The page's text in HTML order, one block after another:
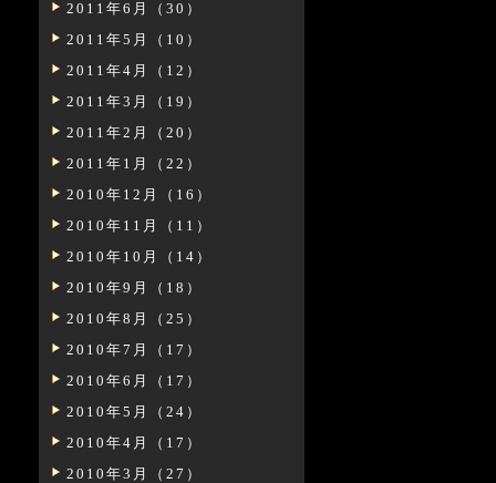
2011年6月（30）
2011年5月（10）
2011年4月（12）
2011年3月（19）
2011年2月（20）
2011年1月（22）
2010年12月（16）
2010年11月（11）
2010年10月（14）
2010年9月（18）
2010年8月（25）
2010年7月（17）
2010年6月（17）
2010年5月（24）
2010年4月（17）
2010年3月（27）